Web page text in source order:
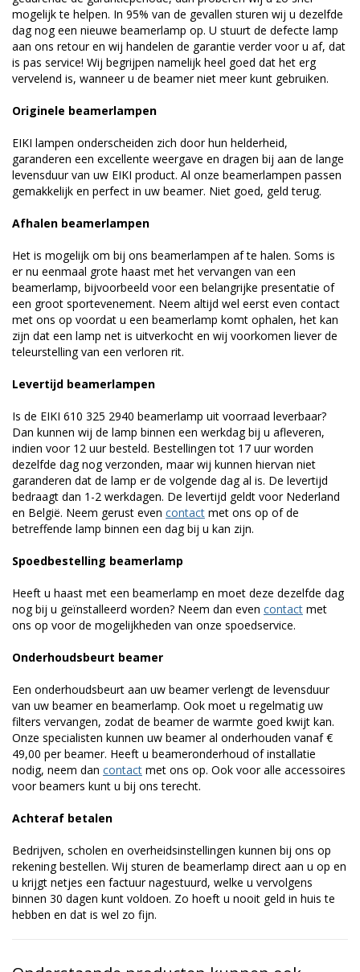
mogelijk te helpen. In 95% van de gevallen sturen wij u dezelfde
dag nog een nieuwe beamerlamp op. U stuurt de defecte lamp
aan ons retour en wij handelen de garantie verder voor u af, dat
is pas service! Wij begrijpen namelijk heel goed dat het erg
vervelend is, wanneer u de beamer niet meer kunt gebruiken.
Originele beamerlampen
EIKI lampen onderscheiden zich door hun helderheid,
garanderen een excellente weergave en dragen bij aan de lange
levensduur van uw EIKI product. Al onze beamerlampen passen
gemakkelijk en perfect in uw beamer. Niet goed, geld terug.
Afhalen beamerlampen
Het is mogelijk om bij ons beamerlampen af te halen. Soms is
er nu eenmaal grote haast met het vervangen van een
beamerlamp, bijvoorbeeld voor een belangrijke presentatie of
een groot sportevenement. Neem altijd wel eerst even contact
met ons op voordat u een beamerlamp komt ophalen, het kan
zijn dat een lamp net is uitverkocht en wij voorkomen liever de
teleurstelling van een verloren rit.
Levertijd beamerlampen
Is de EIKI 610 325 2940 beamerlamp uit voorraad leverbaar?
Dan kunnen wij de lamp binnen een werkdag bij u afleveren,
indien voor 12 uur besteld. Bestellingen tot 17 uur worden
dezelfde dag nog verzonden, maar wij kunnen hiervan niet
garanderen dat de lamp er de volgende dag al is. De levertijd
bedraagt dan 1-2 werkdagen. De levertijd geldt voor Nederland
en België. Neem gerust even contact met ons op of de
betreffende lamp binnen een dag bij u kan zijn.
Spoedbestelling beamerlamp
Heeft u haast met een beamerlamp en moet deze dezelfde dag
nog bij u geïnstalleerd worden? Neem dan even contact met
ons op voor de mogelijkheden van onze spoedservice.
Onderhoudsbeurt beamer
Een onderhoudsbeurt aan uw beamer verlengt de levensduur
van uw beamer en beamerlamp. Ook moet u regelmatig uw
filters vervangen, zodat de beamer de warmte goed kwijt kan.
Onze specialisten kunnen uw beamer al onderhouden vanaf €
49,00 per beamer. Heeft u beameronderhoud of installatie
nodig, neem dan contact met ons op. Ook voor alle accessoires
voor beamers kunt u bij ons terecht.
Achteraf betalen
Bedrijven, scholen en overheidsinstellingen kunnen bij ons op
rekening bestellen. Wij sturen de beamerlamp direct aan u op en
u krijgt netjes een factuur nagestuurd, welke u vervolgens
binnen 30 dagen kunt voldoen. Zo hoeft u nooit geld in huis te
hebben en dat is wel zo fijn.